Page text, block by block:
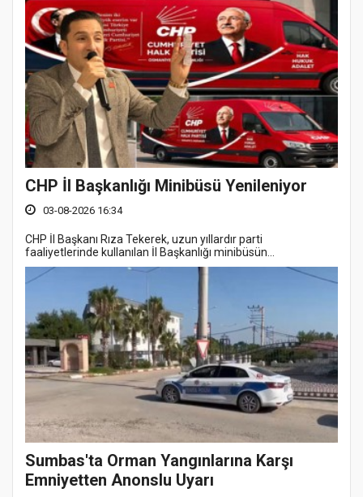
CHP İl Başkanlığı Minibüsü Yenileniyor
03-08-2026 16:34
CHP İl Başkanı Rıza Tekerek, uzun yıllardır parti
faaliyetlerinde kullanılan İl Başkanlığı minibüsün...
Sumbas'ta Orman Yangınlarına Karşı
Emniyetten Anonslu Uyarı